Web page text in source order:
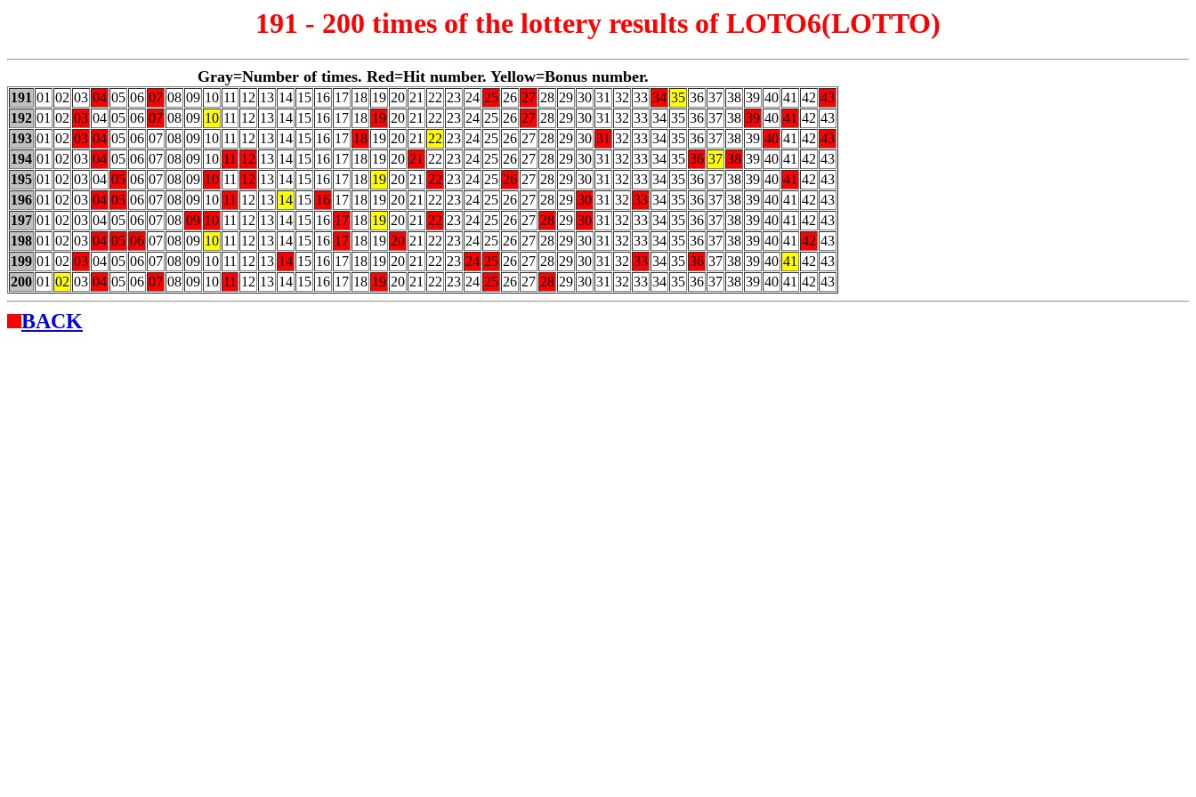
191 - 200 times of the lottery results of LOTO6(LOTTO)
Gray=Number of times. Red=Hit number. Yellow=Bonus number.
191 01 02 03 04 05 06 07 08 09 10 11 12 13 14 15 16 17 18 19 20 21 22 23 24 25 26 27 28 29 30 31 32 33 34 35 36 37 38 39 40 41 42 43
192 01 02 03 04 05 06 07 08 09 10 11 12 13 14 15 16 17 18 19 20 21 22 23 24 25 26 27 28 29 30 31 32 33 34 35 36 37 38 39 40 41 42 43
193 01 02 03 04 05 06 07 08 09 10 11 12 13 14 15 16 17 18 19 20 21 22 23 24 25 26 27 28 29 30 31 32 33 34 35 36 37 38 39 40 41 42 43
194 01 02 03 04 05 06 07 08 09 10 11 12 13 14 15 16 17 18 19 20 21 22 23 24 25 26 27 28 29 30 31 32 33 34 35 36 37 38 39 40 41 42 43
195 01 02 03 04 05 06 07 08 09 10 11 12 13 14 15 16 17 18 19 20 21 22 23 24 25 26 27 28 29 30 31 32 33 34 35 36 37 38 39 40 41 42 43
196 01 02 03 04 05 06 07 08 09 10 11 12 13 14 15 16 17 18 19 20 21 22 23 24 25 26 27 28 29 30 31 32 33 34 35 36 37 38 39 40 41 42 43
197 01 02 03 04 05 06 07 08 09 10 11 12 13 14 15 16 17 18 19 20 21 22 23 24 25 26 27 28 29 30 31 32 33 34 35 36 37 38 39 40 41 42 43
198 01 02 03 04 05 06 07 08 09 10 11 12 13 14 15 16 17 18 19 20 21 22 23 24 25 26 27 28 29 30 31 32 33 34 35 36 37 38 39 40 41 42 43
199 01 02 03 04 05 06 07 08 09 10 11 12 13 14 15 16 17 18 19 20 21 22 23 24 25 26 27 28 29 30 31 32 33 34 35 36 37 38 39 40 41 42 43
200 01 02 03 04 05 06 07 08 09 10 11 12 13 14 15 16 17 18 19 20 21 22 23 24 25 26 27 28 29 30 31 32 33 34 35 36 37 38 39 40 41 42 43
BACK